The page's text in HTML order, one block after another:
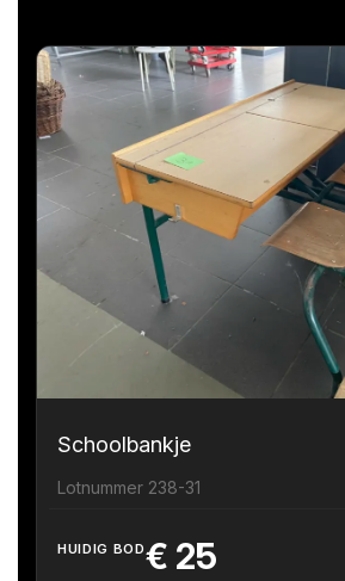
Schoolbankje
Lotnummer 238-31
HUIDIG BOD€ 25